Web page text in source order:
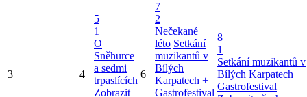
3 4
5
1
O
Sněhurce
a sedmi
trpaslících
Zobrazit
6
7
2
Nečekané
léto Setkání
muzikantů v
Bílých
Karpatech +
Gastrofestival
8
1
Setkání muzikantů v
Bílých Karpatech +
Gastrofestival